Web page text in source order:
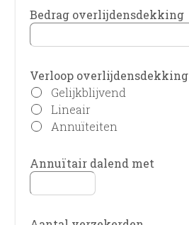
Bedrag overlijdensdekking
Verloop overlijdensdekking
Gelijkblijvend
Lineair
Annuïteiten
Annuïtair dalend met